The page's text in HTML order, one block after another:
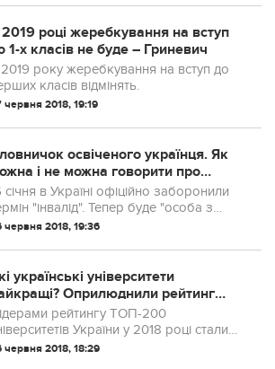
керівника.
році жеребкування на вступ
1-х класів не буде – Гриневич
року жеребкування на вступ до
класів відмінять.
червня 2018, 19:19
освіченого українця. Як
і не можна говорити про
січня в Україні офіційно заборонили
"інвалід". Тепер буде "особа з
червня 2018, 19:36
українські університети
Оприлюднили рейтинг
200 рейтингу ТОП-200
України у 2018 році стали
політехнічний інститут імені
червня 2018, 18:29